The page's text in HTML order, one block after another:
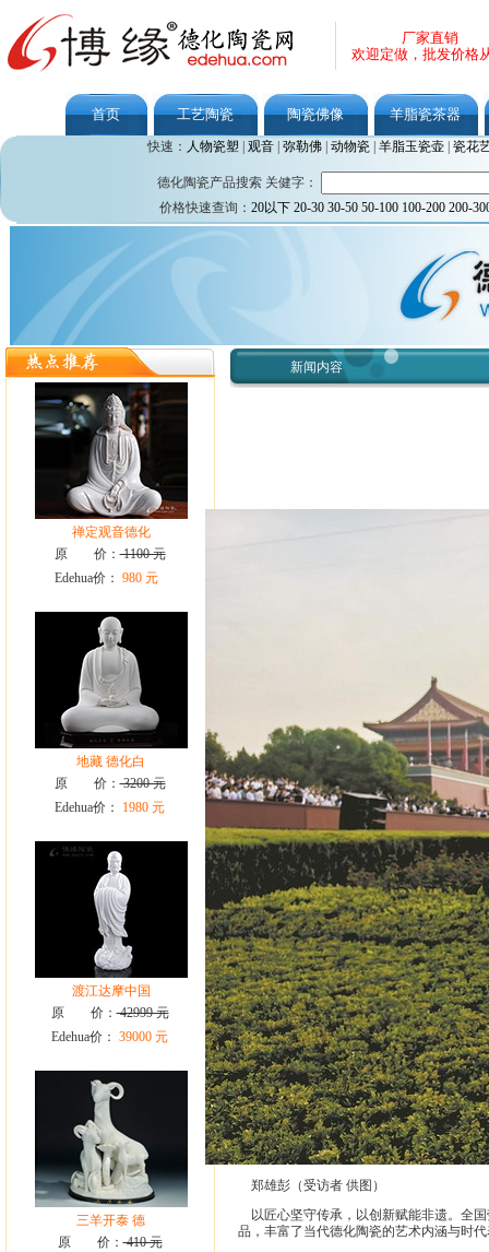
厂家直销
欢迎定做，批发价格
首页 工艺陶瓷 陶瓷佛像 羊脂瓷茶器
快速： 人物瓷塑 观音| 弥勒佛| 动物瓷| 羊脂玉瓷壶| 瓷花
德化陶瓷产品搜索 关健字：
价格快速查询： 20以下 20-30 30-50 50-100 100-200 200-
禅定观音德化
原 价：1100 元
Edehua价： 980 元
地藏 德化白
原 价：3200 元
Edehua价：
1980 元
渡江达摩中国
原 价：42999 元
Edehua价： 39000 元
三羊开泰 德
原 价：410 元
新闻内容
郑雄彭（受访者 供图）
以匠心坚守传承，以创新赋能非遗。全
品，丰富了当代德化陶瓷的艺术内涵与时